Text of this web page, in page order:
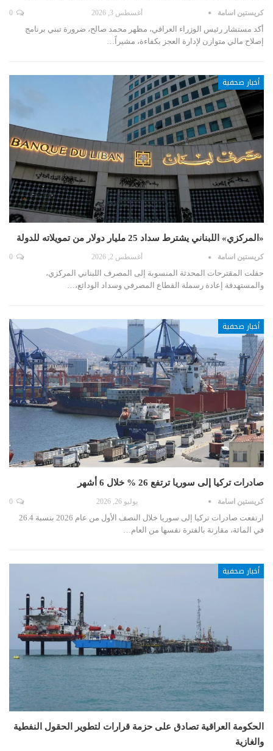
كريستين اسامة أغسطس 3, 2026
أكد مستشار رئيس الوزراء العراقي، مظهر محمد صالح، ضرورة تبني برنامج
إصلاح مالي متوازن لإدارة العجز بكفاءة، مشيراً…
أخبار صحفية
«المركزي» اللبناني يشترط سداد 25 مليار دولار من تمويلاته للدولة
كريستين اسامة أغسطس 2, 2026
حفلت المقترحات المحدثة المنسوبة إلى المصرف اللبناني المركزي،
والمستهدفة إعادة رسملة القطاع المصرفي وسداد الودائع،…
أخبار صحفية
صادرات تركيا إلى سوريا ترتفع 26 % خلال 6 أشهر
كريستين اسامة يوليو 26, 2026
ارتفعت صادرات تركيا إلى سوريا خلال النصف الأول من عام 2026 بنسبة 26.4
في المائة، مقارنة بالفترة نفسها من العام…
أخبار صحفية
الحكومة العراقية تصادق على حزمة قرارات لتطوير الحقول النفطية
والغازية